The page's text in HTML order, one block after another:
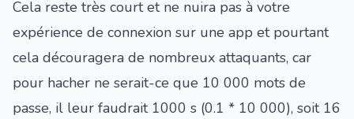
Cela reste très court et ne nuira pas à votre
expérience de connexion sur une app et pourtant
cela découragera de nombreux attaquants, car
pour hacher ne serait-ce que 10 000 mots de
passe, il leur faudrait 1000 s (0.1 * 10 000), soit 16